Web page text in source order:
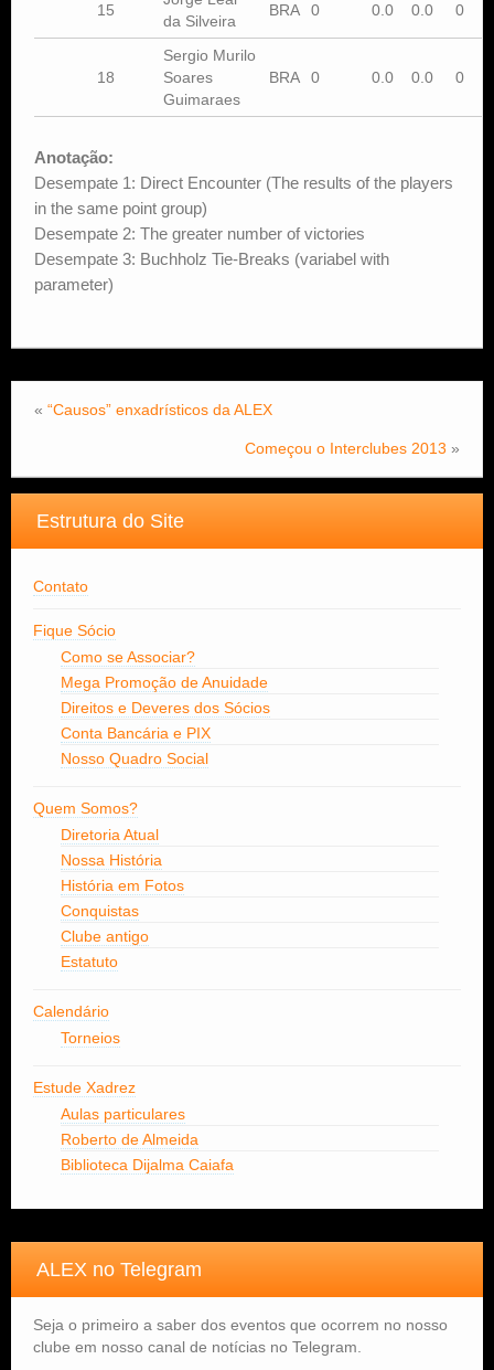
15
da Silveira
BRA 0 0.0 0.0 0
18
Sergio Murilo
Soares
Guimaraes
BRA 0 0.0 0.0 0
Anotação:
Desempate 1: Direct Encounter (The results of the players
in the same point group)
Desempate 2: The greater number of victories
Desempate 3: Buchholz Tie-Breaks (variabel with
parameter)
« “Causos” enxadrísticos da ALEX
Começou o Interclubes 2013 »
Estrutura do Site
Contato
Fique Sócio
Como se Associar?
Mega Promoção de Anuidade
Direitos e Deveres dos Sócios
Conta Bancária e PIX
Nosso Quadro Social
Quem Somos?
Diretoria Atual
Nossa História
História em Fotos
Conquistas
Clube antigo
Estatuto
Calendário
Torneios
Estude Xadrez
Aulas particulares
Roberto de Almeida
Biblioteca Dijalma Caiafa
ALEX no Telegram
Seja o primeiro a saber dos eventos que ocorrem no nosso
clube em nosso canal de notícias no Telegram.